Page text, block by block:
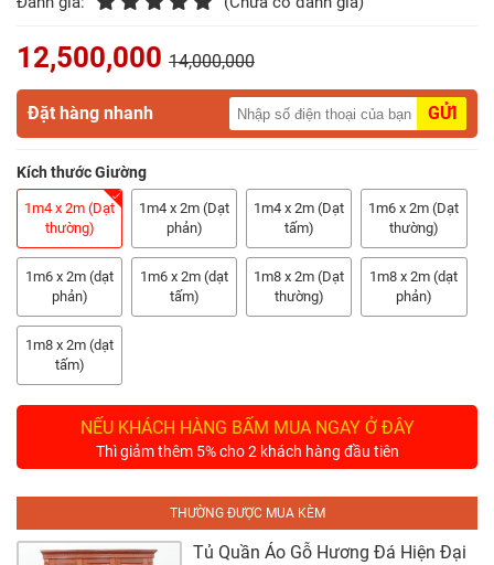
Tivi
Gỗ
Salon
Gỗ
Sofa
Gỗ
Tủ
Thờ
Nội
Thất
12,500,000 14,000,000
Đặt hàng nhanh GỬI
Kích thước Giường
1m4 x 2m (Dạt
thường)
1m4 x 2m (Dạt
phản)
1m4 x 2m (Dạt
tấm)
1m6 x 2m (Dạt
thường)
1m6 x 2m (dạt
phản)
1m6 x 2m (dạt
tấm)
1m8 x 2m (Dạt
thường)
1m8 x 2m (dạt
phản)
1m8 x 2m (dạt
tấm)
NẾU KHÁCH HÀNG BẤM MUA NGAY Ở ĐÂY
Thì giảm thêm 5% cho 2 khách hàng đầu tiên
THƯỜNG ĐƯỢC MUA KÈM
Tủ Quần Áo Gỗ Hương Đá Hiện Đại